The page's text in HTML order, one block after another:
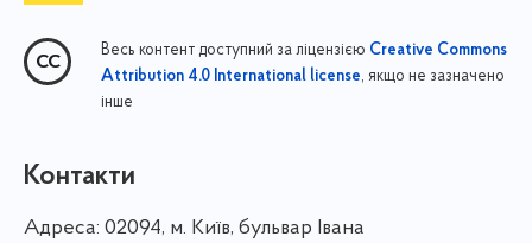
Весь контент доступний за ліцензією Creative Commons
Attribution 4.0 International license, якщо не зазначено
інше
Контакти
Адреса: 02094, м. Київ, бульвар Івана